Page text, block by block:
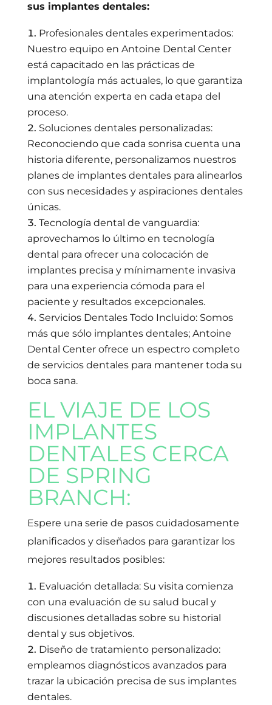
sus implantes dentales:
Profesionales dentales experimentados:
Nuestro equipo en Antoine Dental Center
está capacitado en las prácticas de
implantología más actuales, lo que garantiza
una atención experta en cada etapa del
proceso.
Soluciones dentales personalizadas:
Reconociendo que cada sonrisa cuenta una
historia diferente, personalizamos nuestros
planes de implantes dentales para alinearlos
con sus necesidades y aspiraciones dentales
únicas.
Tecnología dental de vanguardia:
aprovechamos lo último en tecnología
dental para ofrecer una colocación de
implantes precisa y mínimamente invasiva
para una experiencia cómoda para el
paciente y resultados excepcionales.
Servicios Dentales Todo Incluido: Somos
más que sólo implantes dentales; Antoine
Dental Center ofrece un espectro completo
de servicios dentales para mantener toda su
boca sana.
EL VIAJE DE LOS
IMPLANTES
DENTALES CERCA
DE SPRING
BRANCH:
Espere una serie de pasos cuidadosamente
planificados y diseñados para garantizar los
mejores resultados posibles:
Evaluación detallada: Su visita comienza
con una evaluación de su salud bucal y
discusiones detalladas sobre su historial
dental y sus objetivos.
Diseño de tratamiento personalizado:
empleamos diagnósticos avanzados para
trazar la ubicación precisa de sus implantes
dentales.